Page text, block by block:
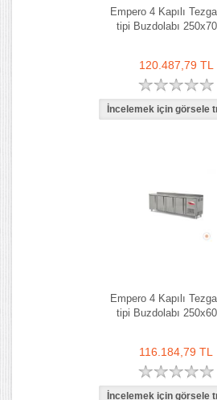
Empero 4 Kapılı
tipi Buzdolabı 250x70
120.487,79 TL
Empero 4 Kapılı
tipi Buzdolabı 250x60
116.184,79 TL